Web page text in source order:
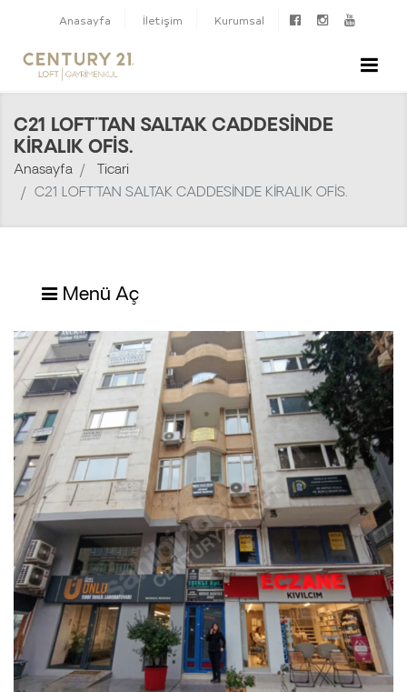
Anasayfa İletişim Kurumsal
C21 LOFT'TAN SALTAK CADDESİNDE
KİRALIK OFİS.
Anasayfa
Ticari
C21 LOFT'TAN SALTAK CADDESİNDE KİRALIK OFİS.
Menü Aç